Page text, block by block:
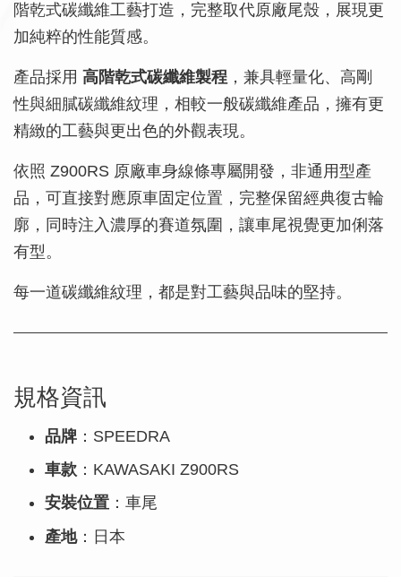
階乾式碳纖維工藝打造，完整取代原廠尾殼，展現更
加純粹的性能質感。
產品採用 高階乾式碳纖維製程 ，兼具輕量化、高剛
性與細膩碳纖維紋理，相較一般碳纖維產品，擁有更
精緻的工藝與更出色的外觀表現。
依照 Z900RS 原廠車身線條專屬開發，非通用型產
品，可直接對應原車固定位置，完整保留經典復古輪
廓，同時注入濃厚的賽道氛圍，讓車尾視覺更加俐落
有型。
每一道碳纖維紋理，都是對工藝與品味的堅持。
規格資訊
品牌 ：SPEEDRA
車款 ：KAWASAKI Z900RS
安裝位置 ：車尾
產地：日本